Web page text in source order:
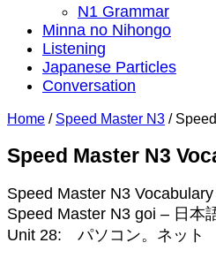
N1 Grammar
Minna no Nihongo
Listening
Japanese Particles
Conversation
Home / Speed Master N3 /
Speed Master N3
Speed Master N3
Speed Master N3 goi – 日
Unit 28: パソコン。ネット